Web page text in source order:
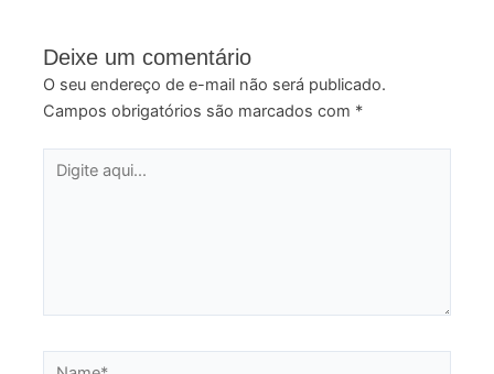
Deixe um comentário
O seu endereço de e-mail não será publicado.
Campos obrigatórios são marcados com *
Digite
Name*